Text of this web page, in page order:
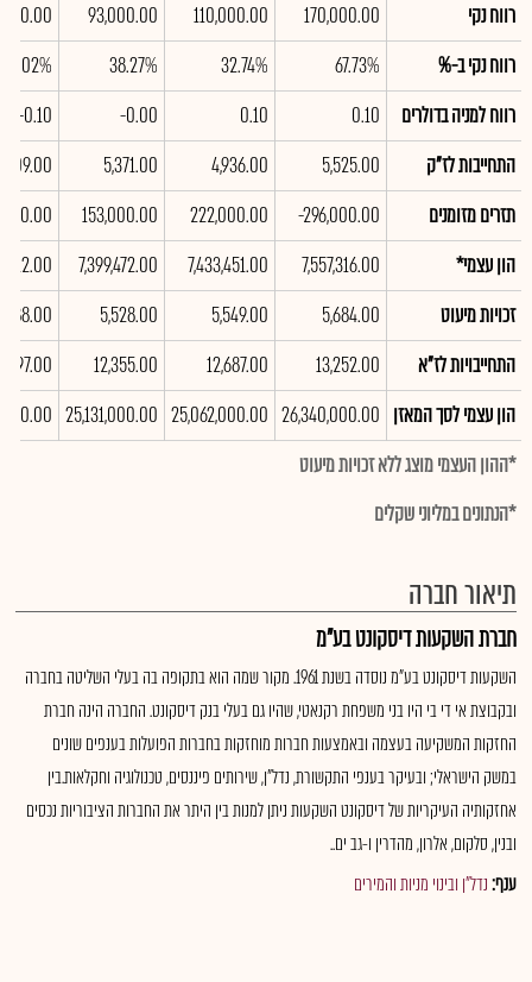
רווח נקי
170,000.00
110,000.00
93,000.00
רווח נקי ב-%
67.73%
32.74%
38.27%
17.02%
רווח למניה בדולרים
0.10
0.10
-0.00
-0.10
התחייבות לז"ק
5,525.00
4,936.00
5,371.00
תזרים מזומנים
-296,000.00
222,000.00
153,000.00
הון עצמי*
7,557,316.00
7,433,451.00
7,399,472.00
זכויות מיעוט
5,684.00
5,549.00
5,528.00
התחייבויות לז"א
13,252.00
12,687.00
12,355.00
הון עצמי לסך המאזן 26,340,000.00
25,062,000.00
25,131,000.00
*ההון העצמי מוצג ללא זכויות מיעוט
*הנתונים במליוני שקלים
תיאור חברה
חברת השקעות דיסקונט בע"מ
השקעות דיסקונט בע"מ נוסדה בשנת 1961. מקור שמה הוא בתקופה בה בעלי השליטה בחברה
ובקבוצת אי די בי היו בני משפחת רקנאטי, שהיו גם בעלי בנק דיסקונט. החברה הינה חברת
החזקות המשקיעה בעצמה ובאמצעות חברות מוחזקות בחברות הפועלות בענפים שונים
במשק הישראלי; ובעיקר בענפי התקשורת, נדל"ן, שירותים פיננסים, טכנולוגיה וחקלאות.בין
אחזקותיה העיקריות של דיסקונט השקעות ניתן למנות בין היתר את החברות הציבוריות נכסים
ובנין, סלקום, אלרון, מהדרין ו-גב ים..
ענף:נדל"ן ובינוי מניות והמירים